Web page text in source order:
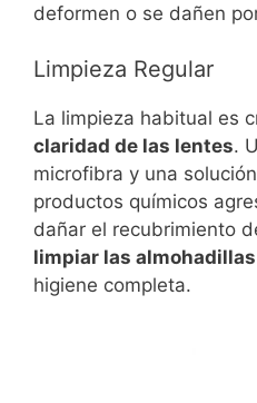
deformen o se dañen
Limpieza Regular
La limpieza habitual es
claridad de las lentes.
microfibra y una
productos químicos
dañar el recubrimiento
limpiar las
higiene completa.